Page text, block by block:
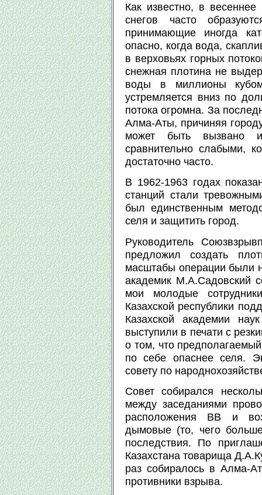
Как известно, в
снегов часто
принимающие иногда
опасно, когда вода,
в верховьях горных
снежная плотина не
воды в миллионы
устремляется вниз по
потока огромна. За
Алма-Аты, причиняя
может быть вызвано и
сравнительно слабыми,
достаточно часто.
В 1962-1963 годах
станций стали
был единственным
селя и защитить город.
Руководитель
предложил создать
масштабы операции были
академик М.А.Садовский
мои молодые
Казахской республики
Казахской академии
выступили в печати с
о том, что
по себе опаснее селя.
совету по
Совет собирался
между заседаниями
расположения ВВ и
дымовые (то, чего
последствия. По
Казахстана товарища
раз собиралось в Алма-
противники взрыва.